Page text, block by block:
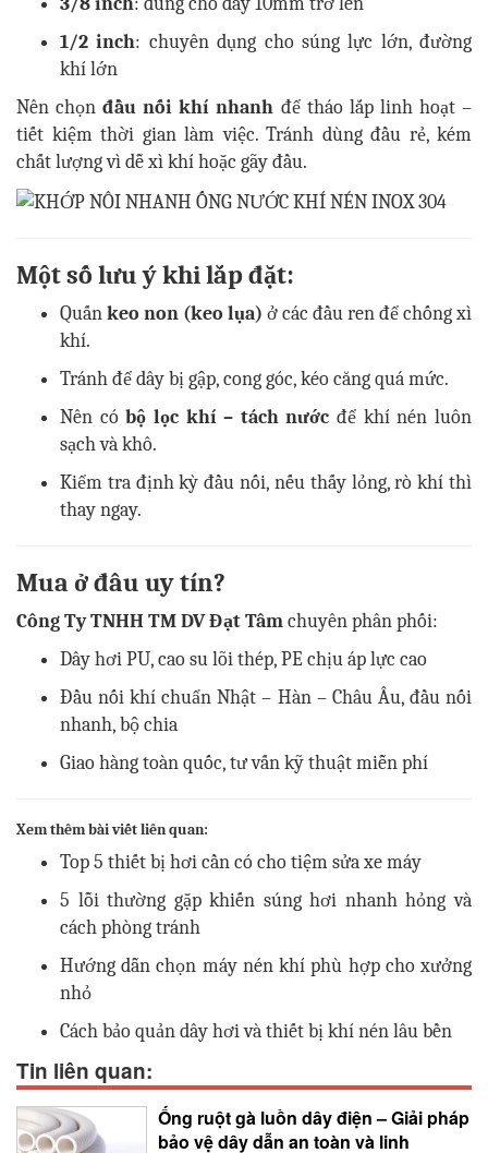
1/2 inch: chuyên dụng cho súng lực lớn, đường
khí lớn
Nên chọnđầu nối khí nhanh để tháo lắp linh hoạt –
tiết kiệm thời gian làm việc. Tránh dùng đầu rẻ, kém
chất lượng vì dễ xì khí hoặc gãy đầu.
Một số lưu ý khi lắp đặt:
Quấnkeo non (keo lụa) ở các đầu ren để chống xì
khí.
Tránh để dây bị gập, cong góc, kéo căng quá mức.
Nên cóbộ lọc khí – tách nước để khí nén luôn
sạch và khô.
Kiểm tra định kỳ đầu nối, nếu thấy lỏng, rò khí thì
thay ngay.
Mua ở đâu uy tín?
Công Ty TNHH TM DV Đạt Tâmchuyên phân phối:
Dây hơi PU, cao su lõi thép, PE chịu áp lực cao
Đầu nối khí chuẩn Nhật – Hàn – Châu Âu, đầu nối
nhanh, bộ chia
Giao hàng toàn quốc, tư vấn kỹ thuật miễn phí
Xem thêm bài viết liên quan:
Top 5 thiết bị hơi cần có cho tiệm sửa xe máy
5 lỗi thường gặp khiến súng hơi nhanh hỏng và
cách phòng tránh
Hướng dẫn chọn máy nén khí phù hợp cho xưởng
nhỏ
Cách bảo quản dây hơi và thiết bị khí nén lâu bền
Tin liên quan:
Ống ruột gà luồn dây điện – Giải pháp
bảo vệ dây dẫn an toàn và linh